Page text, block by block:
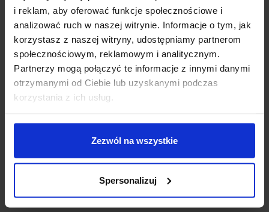
i reklam, aby oferować funkcje społecznościowe i
analizować ruch w naszej witrynie. Informacje o tym, jak
korzystasz z naszej witryny, udostępniamy partnerom
społecznościowym, reklamowym i analitycznym.
Partnerzy mogą połączyć te informacje z innymi danymi
otrzymanymi od Ciebie lub uzyskanymi podczas
korzystania z ich usług.
Zezwól na wszystkie
Spersonalizuj